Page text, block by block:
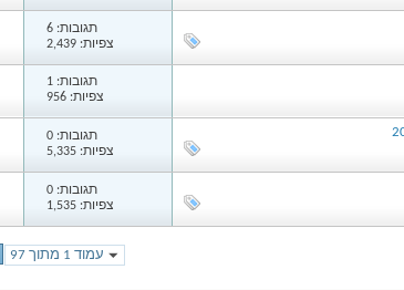
תגובות: 6
צפיות: 2,439
תגובות: 1
צפיות: 956
תגובות: 0
צפיות: 5,335
תגובות: 0
צפיות: 1,535
עמוד 1 מתוך 97